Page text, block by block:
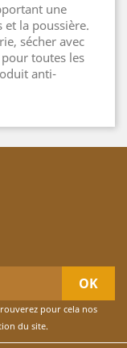
une
et la poussière.
sécher avec
toutes les
anti-
pour cela nos
du site.